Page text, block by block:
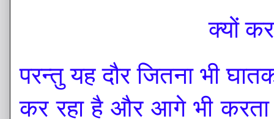
क्यों
परन्तु यह दौर जितना भी
कर रहा है और आगे भी करता